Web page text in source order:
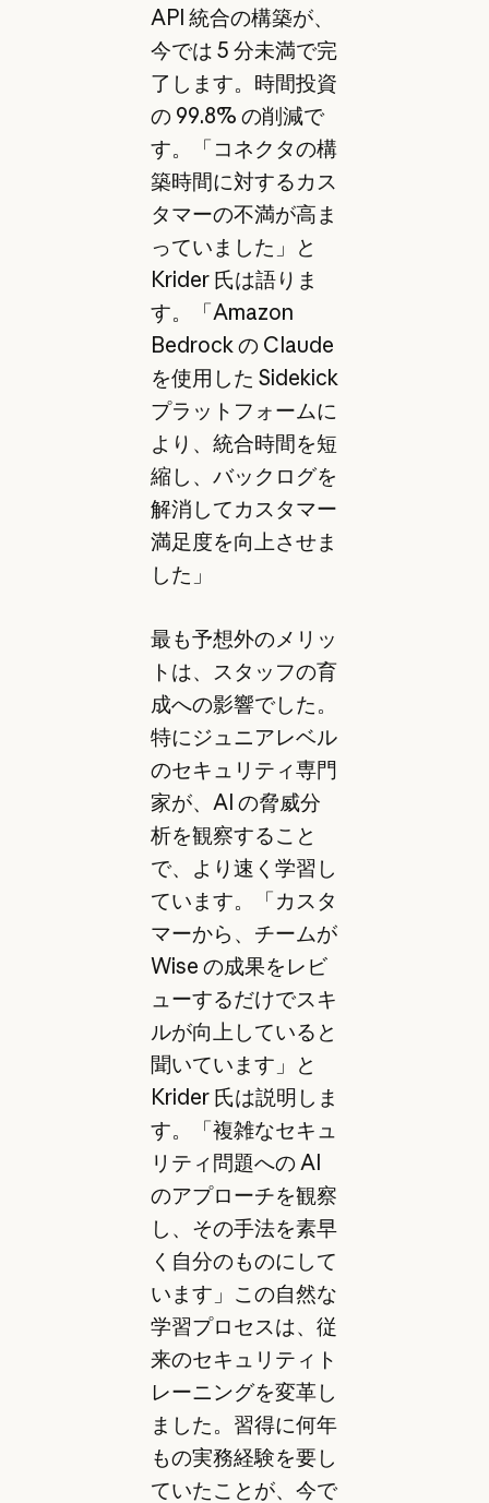
API 統合の構築が、
今では 5 分未満で完
了します。時間投資
の 99.8% の削減で
す。「コネクタの構
築時間に対するカス
タマーの不満が高ま
っていました」と
Krider 氏は語りま
す。「Amazon
Bedrock の Claude
を使用した Sidekick
プラットフォームに
より、統合時間を短
縮し、バックログを
解消してカスタマー
満足度を向上させま
した」
最も予想外のメリッ
トは、スタッフの育
成への影響でした。
特にジュニアレベル
のセキュリティ専門
家が、AI の脅威分
析を観察すること
で、より速く学習し
ています。「カスタ
マーから、チームが
Wise の成果をレビ
ューするだけでスキ
ルが向上していると
聞いています」と
Krider 氏は説明しま
す。「複雑なセキュ
リティ問題への AI
のアプローチを観察
し、その手法を素早
く自分のものにして
います」この自然な
学習プロセスは、従
来のセキュリティト
レーニングを変革し
ました。習得に何年
もの実務経験を要し
ていたことが、今で